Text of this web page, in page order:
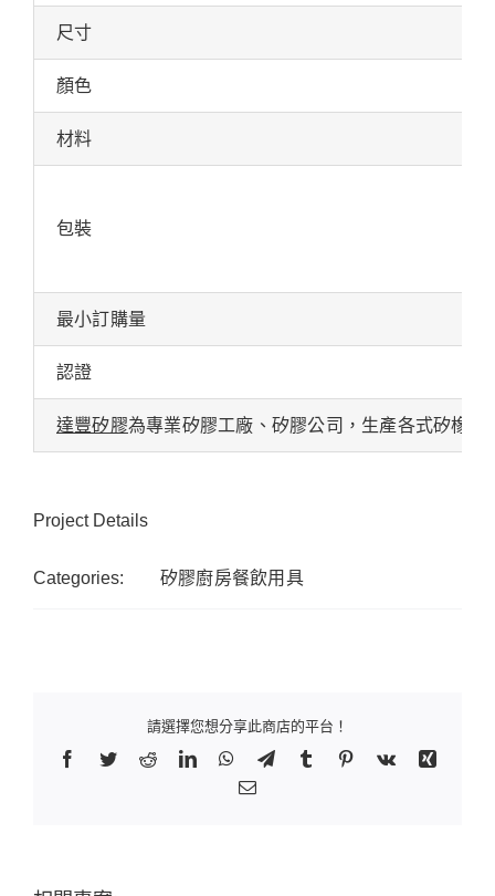
尺寸
顏色
材料
包裝
最小訂購量
認證
達豐矽膠為專業矽膠工廠、矽膠公司，生產各式矽橡
Project Details
Categories: 矽膠廚房餐飲用具
請選擇您想分享此商店的平台！
Facebook
TwitterRedditLinkedInWhatsApp
TelegramTumblr Pinterest
Vk
Xing
Email: